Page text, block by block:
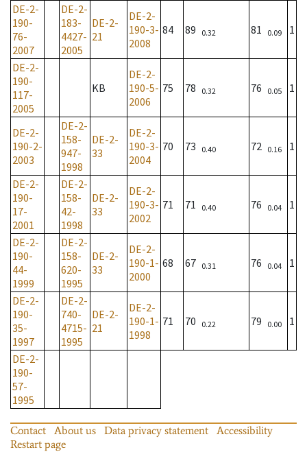
DE-2-
190-
76-
2007
DE-2-
183-
4427-
2005
DE-2-
21
DE-2-
190-3-
2008
84 89 0.32 81 0.09 1
DE-2-
190-
117-
2005
KB
DE-2-
190-5-
2006
75 78 0.32 76 0.05 1
DE-2-
190-2-
2003
DE-2-
158-
947-
1998
DE-2-
33
DE-2-
190-3-
2004
70 73 0.40 72 0.16 1
DE-2-
190-
17-
2001
DE-2-
158-
42-
1998
DE-2-
33
DE-2-
190-3-
2002
71 71 0.40 76 0.04 1
DE-2-
190-
44-
1999
DE-2-
158-
620-
1995
DE-2-
33
DE-2-
190-1-
2000
68 67 0.31 76 0.04 1
DE-2-
190-
35-
1997
DE-2-
740-
4715-
1995
DE-2-
21
DE-2-
190-1-
1998
71 70 0.22 79 0.00 1
DE-2-
190-
57-
1995
Contact About us Data privacy statement
Accessibility
Restart page